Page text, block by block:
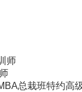
师
总栽班特约高